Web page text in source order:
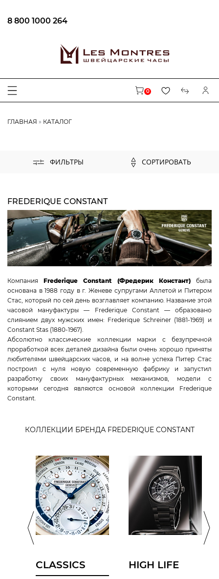
8 800 1000 264
0
ГЛАВНАЯ КАТАЛОГ
ФИЛЬТРЫ СОРТИРОВАТЬ
AUGUSTE REYMOND
MAURICE LACROIX
BALL
FREDERIQUE CONSTANT
WAINER
TISSOT
CANDINO
JACQUES LEMANS
TAG HEUER
CERTINA
RADO
SWISS MILITARY HANOWA
ROAMER
CLAUDE BERNARD
GC
MICHEL HERBELIN
VICTORINOX
Slimline
ПОЛ
ТИП МЕХАНИЗМА
ДИАМЕТР/ШИРИНА
FREDERIQUE CONSTANT
КомпанияFrederique Constant (Фредерик Констант)была
основана в 1988 году в г. Женеве супругами Аллетой и Питером
Стас, который по сей день возглавляет компанию. Название этой
часовой мануфактуры — Frederique Constant — образовано
слиянием двух мужских имен: Frederique Schreiner (1881-1969) и
Constant Stas (1880-1967).
Абсолютно классические коллекции марки с безупречной
проработкой всех деталей дизайна были очень хорошо приняты
любителями швейцарских часов, и на волне успеха Питер Стас
построил с нуля новую современную фабрику и запустил
разработку своих мануфактурных механизмов, модели с
которыми сегодня являются основой коллекции Frederique
Constant.
КОЛЛЕКЦИИ БРЕНДА FREDERIQUE CONSTANT
CLASSICS HIGH LIFE